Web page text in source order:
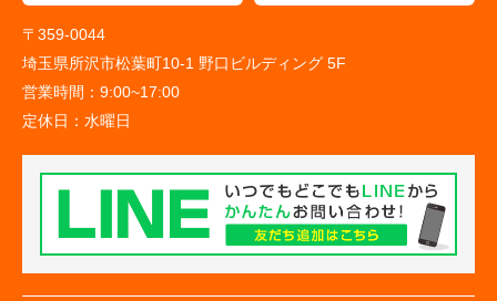
〒359-0044
埼玉県所沢市松葉町10-1 野口ビルディング 5F
営業時間： 9:00~17:00
定休日： 水曜日